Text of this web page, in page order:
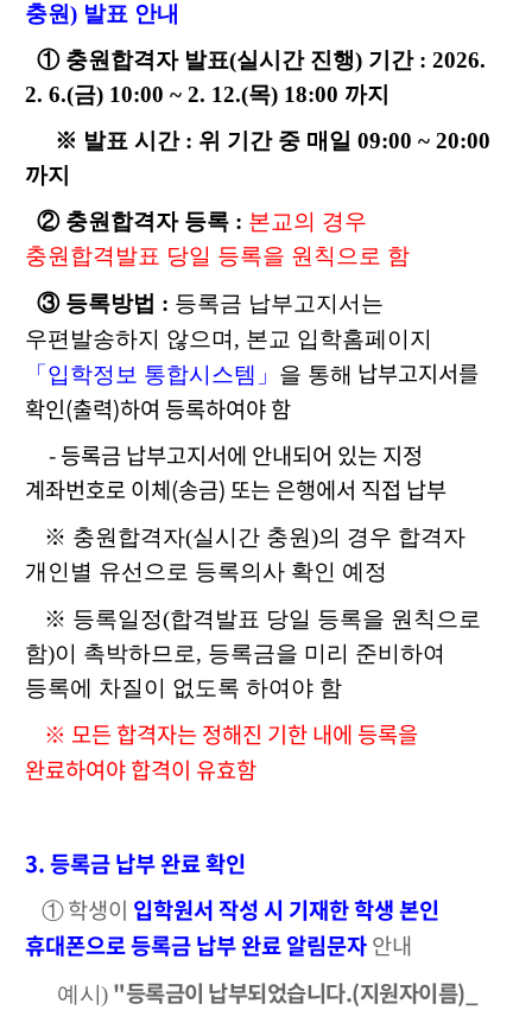
충원) 발표 안내
① 충원합격자 발표(실시간 진행) 기간 :2026.
2. 6.(금) 10:00 ~ 2. 12.(목) 18:00 까지
※ 발표 시간 : 위 기간 중 매일 09:00 ~ 20:00
까지
② 충원합격자 등록 : 본교의 경우
충원합격발표 당일 등록을 원칙으로 함
③ 등록방법 : 등록금 납부고지서는
우편발송하지 않으며, 본교 입학홈페이지
「 입학정보 통합시스템 」 을 통해 납부고지서를
확인(출력)하여 등록하여야 함
-등록금 납부고지서에 안내되어 있는 지정
계좌번호로 이체(송금) 또는 은행에서 직접 납부
※ 충원합격자(실시간 충원)의 경우 합격자
개인별 유선으로 등록의사 확인 예정
※ 등록일정(합격발표 당일 등록을 원칙으로
함)이 촉박하므로, 등록금을 미리 준비하여
등록에 차질이 없도록 하여야 함
※ 모든 합격자는 정해진 기한 내에 등록을
완료하여야 합격이 유효함
3. 등록금 납부 완료확인
①학생이 입학원서 작성 시 기재한 학생 본인
휴대폰으로 등록금 납부 완료 알림문자안내
예시) "등록금이 납부되었습니다.(지원자이름)_